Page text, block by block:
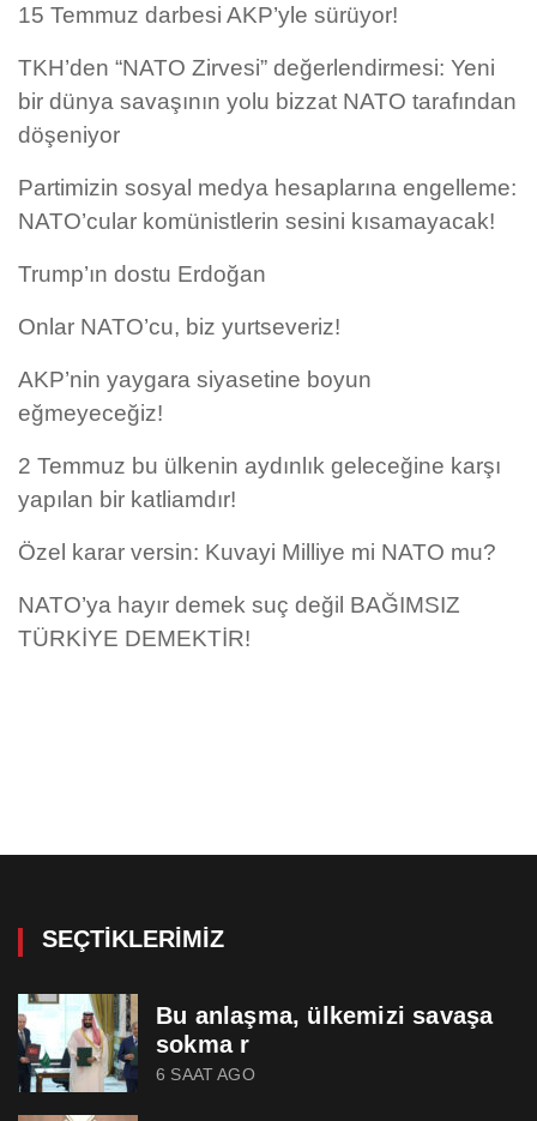
15 Temmuz darbesi AKP’yle sürüyor!
TKH’den “NATO Zirvesi” değerlendirmesi: Yeni
bir dünya savaşının yolu bizzat NATO tarafından
döşeniyor
Partimizin sosyal medya hesaplarına engelleme:
NATO’cular komünistlerin sesini kısamayacak!
Trump’ın dostu Erdoğan
Onlar NATO’cu, biz yurtseveriz!
AKP’nin yaygara siyasetine boyun
eğmeyeceğiz!
2 Temmuz bu ülkenin aydınlık geleceğine karşı
yapılan bir katliamdır!
Özel karar versin: Kuvayi Milliye mi NATO mu?
NATO’ya hayır demek suç değil BAĞIMSIZ
TÜRKİYE DEMEKTİR!
SEÇTIKLERIMIZ
Bu anlaşma, ülkemizi savaşa
sokma r
6 SAAT AGO